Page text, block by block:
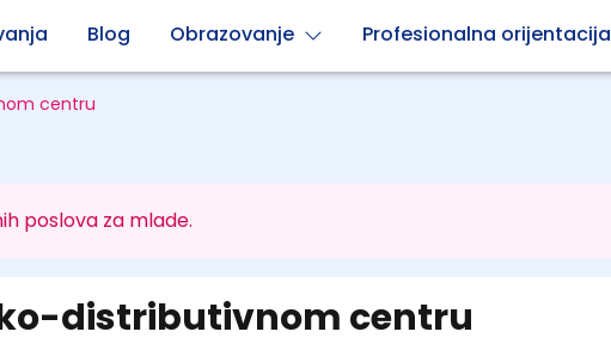
Blog Obrazovanje Profesionalna orijentacija
centru
poslova za mlade.
distributivnom centru